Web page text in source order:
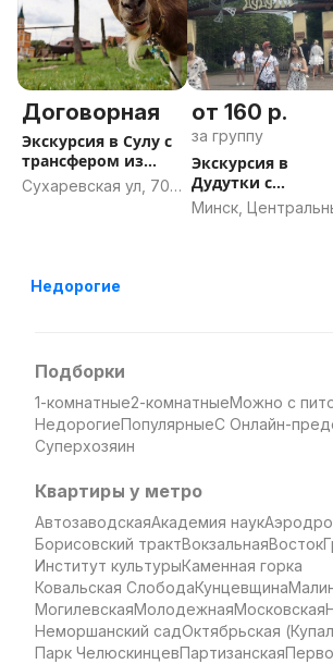
Договорная
Экскурсия в Сулу с
трансфером из
Минска
Сухаревская ул, 70,
от 160 р.
за группу
Экскурсия в
Дудутки с
трансфером из
Минска
Минск,
Недорогие
Подборки
1-комнатные2-комнатныеМожно с
НедорогиеПопулярныеС Онлайн-
Суперхозяин
Квартиры у метро
АвтозаводскаяАкадемия наук
Борисовский трактВокзальнаяВосток
Институт культурыКаменная горка
Ковальская СлободаКунцевщина
МогилевскаяМолодежнаяМосковская
Неморшанский садОктябрьская
Парк ЧелюскинцевПартизанская